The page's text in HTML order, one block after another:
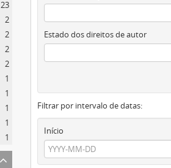
23
2
2
2
2
1
1
1
1
1
Estado dos direitos de autor
Filtrar por intervalo de datas:
Início